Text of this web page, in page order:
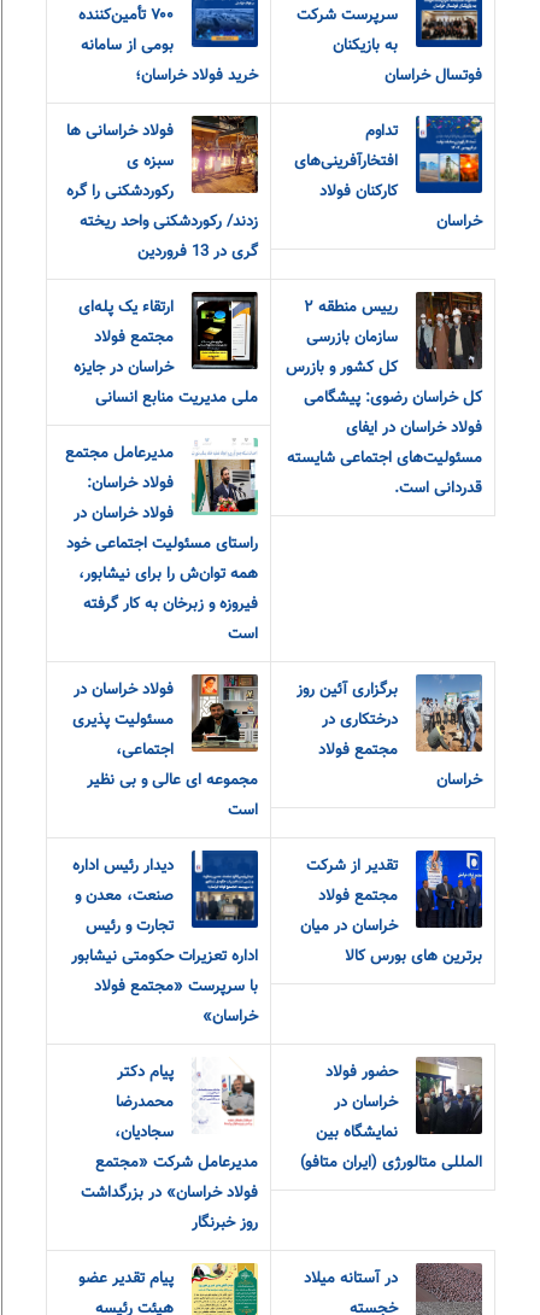
سرپرست شرکت
به بازیکنان
فوتسال خراسان
۷۰۰ تأمین‌کننده
بومی از سامانه
خرید فولاد خراسان؛
تداوم
افتخارآفرینی‌های
کارکنان فولاد
خراسان
فولاد خراسانی ها
سبزه ی
رکوردشکنی را گره
زدند/ رکوردشکنی واحد ریخته
گری در 13 فروردین
رییس منطقه ٢
سازمان بازرسی
کل کشور و بازرس
کل خراسان رضوی: پیشگامی
فولاد خراسان در ایفای
مسئولیت‌های اجتماعی شایسته
قدردانی است.
ارتقاء یک پله‌ای
مجتمع فولاد
خراسان در جایزه
ملی مدیریت منابع انسانی
مدیرعامل مجتمع
فولاد خراسان:
فولاد خراسان در
راستای مسئولیت اجتماعی خود
همه توان‌ش را برای نیشابور،
فیروزه و زبرخان به کار گرفته
است
برگزاری آئین روز
درختکاری در
مجتمع فولاد
خراسان
فولاد خراسان در
مسئولیت پذیری
اجتماعی،
مجموعه ای عالی و بی نظیر
است
تقدیر از شرکت
مجتمع فولاد
خراسان در میان
برترین های بورس کالا
دیدار رئیس اداره
صنعت، معدن و
تجارت و رئیس
اداره تعزیرات حکومتی نیشابور
با سرپرست «مجتمع فولاد
خراسان»
حضور فولاد
خراسان در
نمایشگاه بین
المللی متالورژی (ایران متافو)
پیام دکتر
محمدرضا
سجادیان،
مدیرعامل شرکت «مجتمع
فولاد خراسان» در بزرگداشت
روز خبرنگار
در آستانه میلاد
خجسته
پیام تقدیر عضو
هیئت رئیسه